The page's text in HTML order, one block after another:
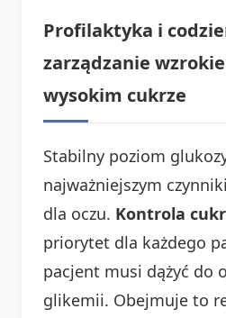
Profilaktyka i
zarządzanie
wysokim cukrze
Stabilny poziom
najważniejszym
dla oczu. Kontrola
priorytet dla każdego
pacjent musi dążyć do
glikemii. Obejmuje to